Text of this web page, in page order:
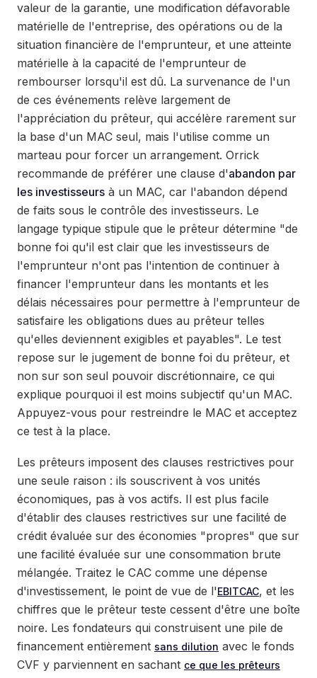
valeur de la garantie, une modification défavorable
matérielle de l'entreprise, des opérations ou de la
situation financière de l'emprunteur, et une atteinte
matérielle à la capacité de l'emprunteur de
rembourser lorsqu'il est dû. La survenance de l'un
de ces événements relève largement de
l'appréciation du prêteur, qui accélère rarement sur
la base d'un MAC seul, mais l'utilise comme un
marteau pour forcer un arrangement. Orrick
recommande de préférer une clause d'abandon par
les investisseurs à un MAC, car l'abandon dépend
de faits sous le contrôle des investisseurs. Le
langage typique stipule que le prêteur détermine "de
bonne foi qu'il est clair que les investisseurs de
l'emprunteur n'ont pas l'intention de continuer à
financer l'emprunteur dans les montants et les
délais nécessaires pour permettre à l'emprunteur de
satisfaire les obligations dues au prêteur telles
qu'elles deviennent exigibles et payables". Le test
repose sur le jugement de bonne foi du prêteur, et
non sur son seul pouvoir discrétionnaire, ce qui
explique pourquoi il est moins subjectif qu'un MAC.
Appuyez-vous pour restreindre le MAC et acceptez
ce test à la place.
Les prêteurs imposent des clauses restrictives pour
une seule raison : ils souscrivent à vos unités
économiques, pas à vos actifs. Il est plus facile
d'établir des clauses restrictives sur une facilité de
crédit évaluée sur des économies "propres" que sur
une facilité évaluée sur une consommation brute
mélangée. Traitez le CAC comme une dépense
d'investissement, le point de vue de l'EBITCAC, et les
chiffres que le prêteur teste cessent d'être une boîte
noire. Les fondateurs qui construisent une pile de
financement entièrement sans dilution avec le fonds
CVF y parviennent en sachant ce que les prêteurs